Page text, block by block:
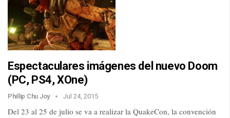
Espectaculares imágenes del nuevo Doom
(PC, PS4, XOne)
Phillip Chu Joy Jul 24, 2015
Del 23 al 25 de julio se va a realizar la QuakeCon, la convención